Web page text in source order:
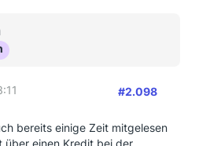
#2.098
bereits einige Zeit mitgelesen
über einen Kredit bei der